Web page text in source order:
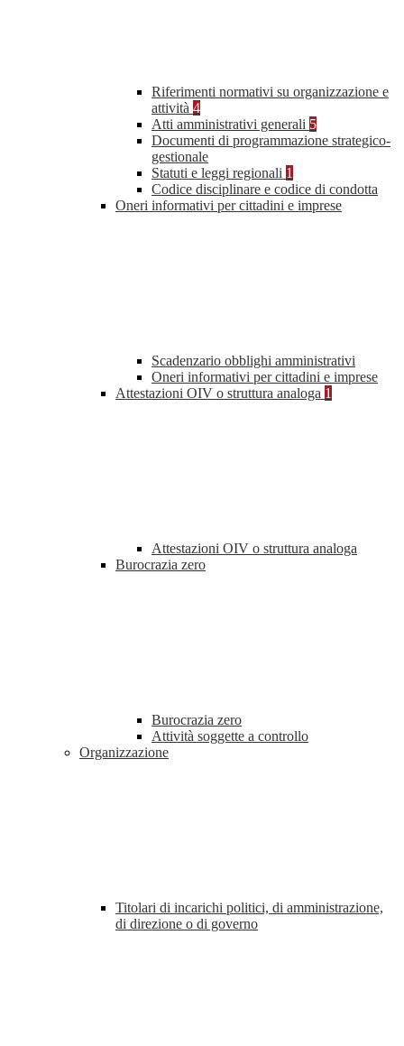
Riferimenti normativi su organizzazione e
attività 4
Atti amministrativi generali 5
Documenti di programmazione strategico-
gestionale
Statuti e leggi regionali 1
Codice disciplinare e codice di condotta
Oneri informativi per cittadini e imprese
Scadenzario obblighi amministrativi
Oneri informativi per cittadini e imprese
Attestazioni OIV o struttura analoga 1
Attestazioni OIV o struttura analoga
Burocrazia zero
Burocrazia zero
Attività soggette a controllo
Organizzazione
Titolari di incarichi politici, di amministrazione,
di direzione o di governo